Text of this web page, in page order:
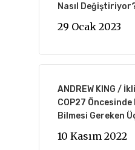
Nasıl
29 Ocak 2023
ANDREW KING /
COP27
Bilmesi Gereken
10 Kasım 2022